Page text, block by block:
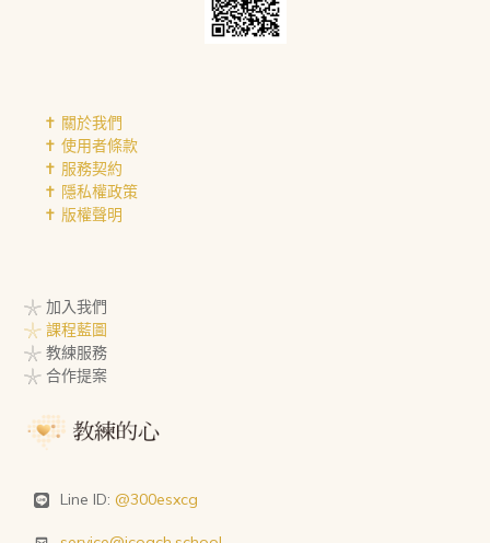
✝︎ 關於我們
✝︎ 使用者條款
✝︎ 服務契約
✝︎ 隱私權政策
✝︎ 版權聲明
𓇼 加入我們
𓇼 課程藍圖
𓇼 教練服務
𓇼 合作提案
Line ID: @300esxcg